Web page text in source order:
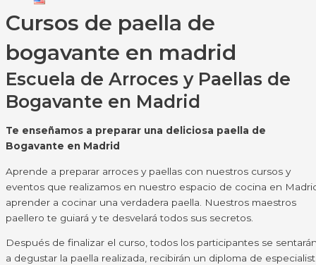
Cursos de paella de
bogavante en madrid
Escuela de Arroces y Paellas de
Bogavante en Madrid
Te enseñamos a preparar una deliciosa paella de
Bogavante en Madrid
Aprende a preparar arroces y paellas con nuestros cursos y
eventos que realizamos en nuestro espacio de cocina en
aprender a cocinar una verdadera paella. Nuestros maestros
paellero te guiará y te desvelará todos sus secretos.
Después de finalizar el curso, todos los participantes se
a degustar la paella realizada, recibirán un diploma de